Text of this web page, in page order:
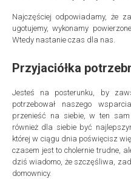
Najczęściej odpowiadamy, że
ugotujemy, wykonamy
Wtedy nastanie czas dla nas.
Przyjaciółka
Jesteś na posterunku, by
potrzebował naszego
przenieść na siebie, w ten
również dla siebie być
której w ciągu dnia poświęcisz
czasem jest to cholernie trudne,
dziś wiadomo, że szczęśliwa,
domownicy.